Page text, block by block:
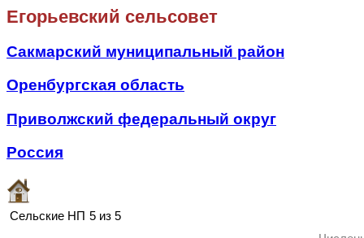
Егорьевский сельсовет
Сакмарский муниципальный район
Оренбургская область
Приволжский федеральный округ
Россия
Сельские НП 5 из 5